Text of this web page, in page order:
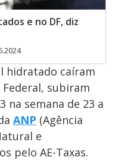
e no DF, diz
hidratado caíram
subiram
na semana de 23 a
ANP (Agência
e
pelo AE-Taxas.